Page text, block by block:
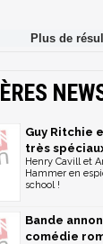
Guy Ritchie
très
Henry Cavill et
Hammer en
school !
Bande
comédie